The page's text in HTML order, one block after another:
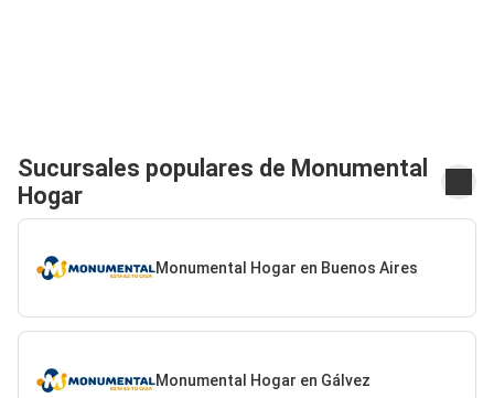
Sucursales populares de Monumental
Hogar
Monumental Hogar en Buenos Aires
Monumental Hogar en Gálvez